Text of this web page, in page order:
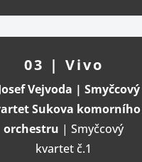
03 | Vivo
Vejvoda | Smyčcový
Sukova komorního
orchestru |Smyčcový
kvartet č.1